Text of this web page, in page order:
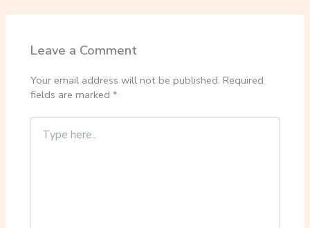
Leave a Comment
Your email address will not be published. Required
fields are marked*
here..